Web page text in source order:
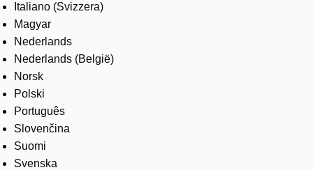
Italiano (Svizzera)
Magyar
Nederlands
Nederlands (België)
Norsk
Polski
Português
Slovenčina
Suomi
Svenska